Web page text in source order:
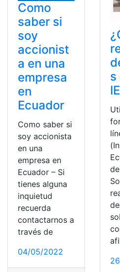
Como
saber si
soy
accionist
a en una
empresa
en
Ecuador
Como saber si
soy accionista
en una
empresa en
Ecuador – Si
tienes alguna
inquietud
recuerda
contactarnos a
través de
04/05/2022
s